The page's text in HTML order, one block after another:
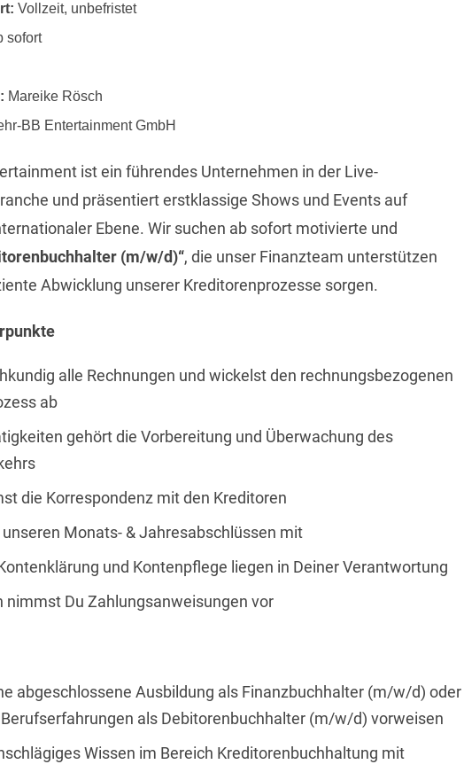
Vollzeit, unbefristet
sofort
Mareike Rösch
BB Entertainment GmbH
ist ein führendes Unternehmen in der Live-
und präsentiert erstklassige Shows und Events auf
Ebene. Wir suchen ab sofort motivierte und
(m/w/d)“, die unser Finanzteam unterstützen
Abwicklung unserer Kreditorenprozesse sorgen.
alle Rechnungen und wickelst den rechnungsbezogenen
ab
gehört die Vorbereitung und Überwachung des
die Korrespondenz mit den Kreditoren
Monats- & Jahresabschlüssen mit
und Kontenpflege liegen in Deiner Verantwortung
nimmst Du Zahlungsanweisungen vor
abgeschlossene Ausbildung als Finanzbuchhalter (m/w/d) oder
als Debitorenbuchhalter (m/w/d) vorweisen
Wissen im Bereich Kreditorenbuchhaltung mit